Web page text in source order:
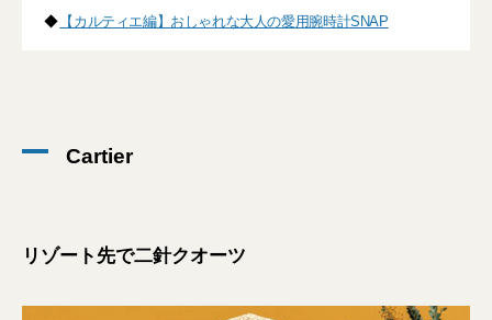
◆ 【カルティエ編】おしゃれな大人の愛用腕時計SNAP
Cartier
リゾート先で二針クオーツ